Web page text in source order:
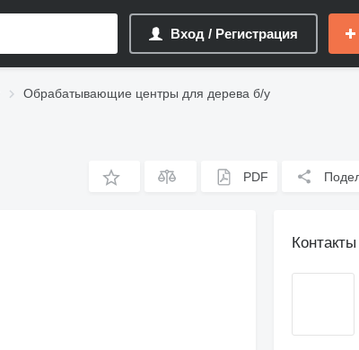
Вход / Регистрация
Обрабатывающие центры для дерева б/у
PDF